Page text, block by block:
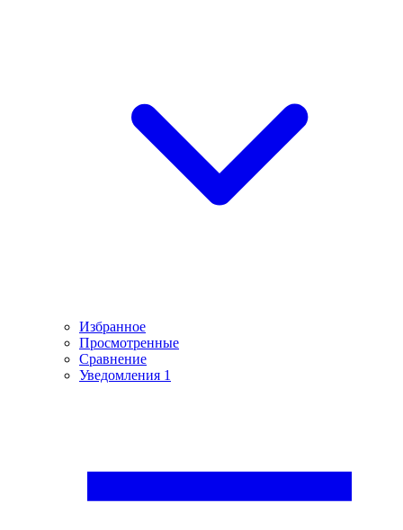
Избранное
Просмотренные
Сравнение
Уведомления 1